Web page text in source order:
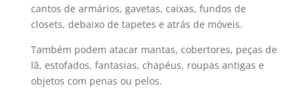
cantos de armários, gavetas, caixas, fundos de
closets, debaixo de tapetes e atrás de móveis.
Também podem atacar mantas, cobertores, peças de
lã, estofados, fantasias, chapéus, roupas antigas e
objetos com penas ou pelos.